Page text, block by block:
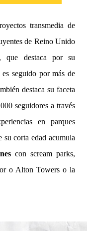
transmedia de
de Reino Unido
que destaca por su
seguido por más de
destaca su faceta
seguidores a través
en parques
su corta edad acumula
con scream parks,
o Alton Towers o la